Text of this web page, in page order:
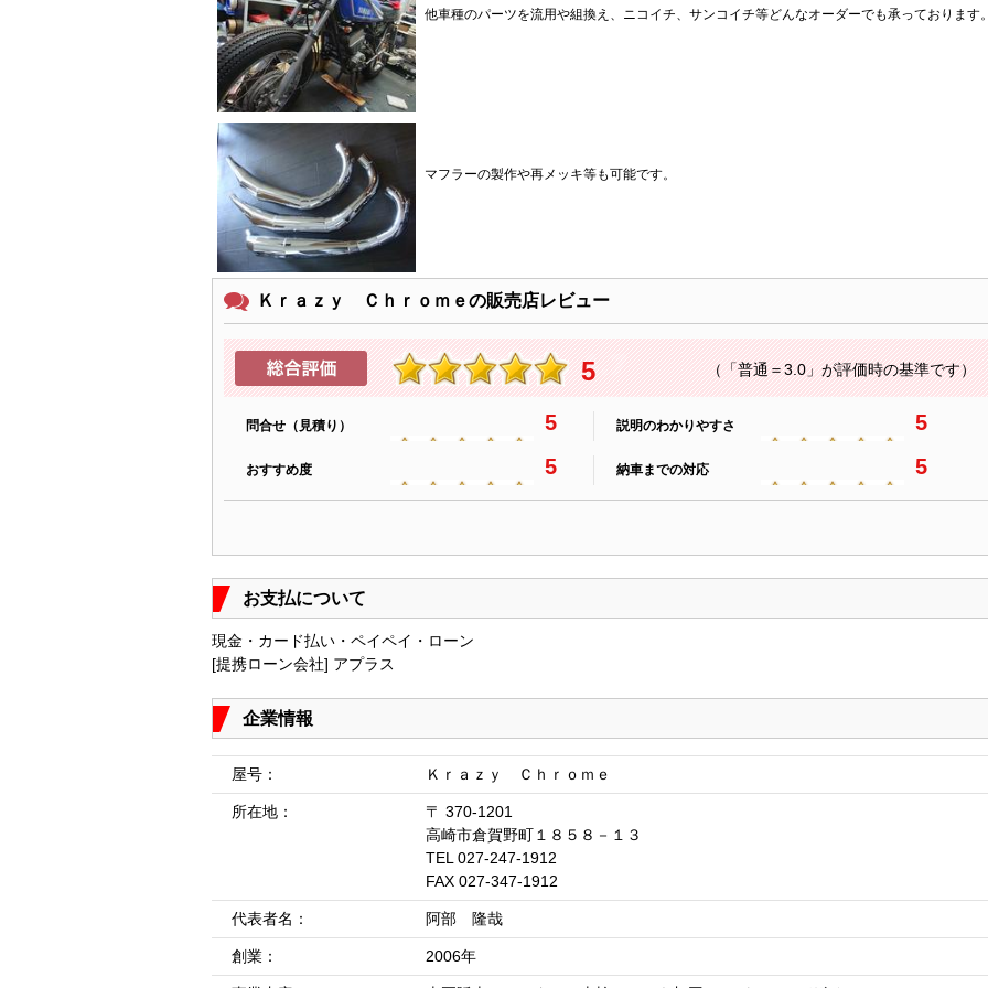
他車種のパーツを流用や組換え、ニコイチ、サンコイチ等どんなオーダーでも承っております
マフラーの製作や再メッキ等も可能です。
Ｋｒａｚｙ Ｃｈｒｏｍｅの販売店レビュー
5 （「普通＝3.0」が評価時の基準です）
問合せ（見積り） 5 説明のわかりやすさ 5
おすすめ度 5 納車までの対応 5
お支払について
現金・カード払い・ペイペイ・ローン
[提携ローン会社] アプラス
企業情報
屋号： Ｋｒａｚｙ Ｃｈｒｏｍｅ
所在地：
〒 370-1201
高崎市倉賀野町１８５８－１３
TEL 027-247-1912
FAX 027-347-1912
代表者名： 阿部 隆哉
創業： 2006年